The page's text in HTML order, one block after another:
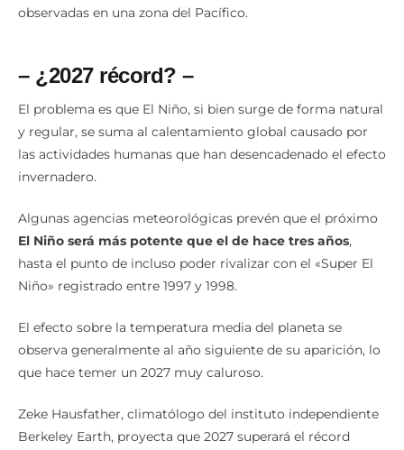
observadas en una zona del Pacífico.
– ¿2027 récord? –
El problema es que El Niño, si bien surge de forma natural
y regular, se suma al calentamiento global causado por
las actividades humanas que han desencadenado el efecto
invernadero.
Algunas agencias meteorológicas prevén que el próximo
El Niño será más potente que el de hace tres años,
hasta el punto de incluso poder rivalizar con el «Super El
Niño» registrado entre 1997 y 1998.
El efecto sobre la temperatura media del planeta se
observa generalmente al año siguiente de su aparición, lo
que hace temer un 2027 muy caluroso.
Zeke Hausfather, climatólogo del instituto independiente
Berkeley Earth, proyecta que 2027 superará el récord